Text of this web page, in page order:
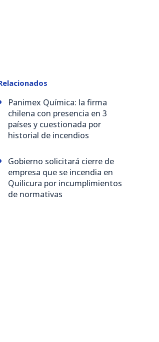
Panimex Química: la firma
chilena con presencia en 3
países y cuestionada por
historial de incendios
Gobierno solicitará cierre de
empresa que se incendia en
Quilicura por incumplimientos
de normativas